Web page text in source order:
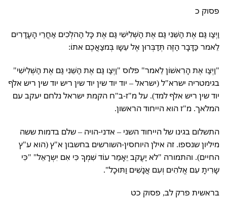
פסוק כ
וַיְצַו גַּם אֶת הַשֵּׁנִי גַּם אֶת הַשְּׁלִישִׁי גַּם אֶת כָּל הַהלְכִים אַחֲרֵי הָעֲדָרִים
לֵאמר כַּדָּבָר הַזֶּה תְּדַבְּרוּן אֶל עֵשָו בְּמצַאֲכֶם אתוֹ:
"וַיְצַו אֶת הָרִאשׁוֹן לֵאמר" פלוס "וַיְצַו גַּם אֶת הַשֵּׁנִי גַּם אֶת הַשְּׁלִישִׁי"
בגימטריה ישרא"ל (ישראל – יוד יוד שין יוד שין ריש יוד שין ריש אלף
יוד שין ריש אלף למד). על מ"ז-ב"ח הקמת ישראל נלחם יעקב עם
המלאך. מ"ז הוא הייחוד הראשון.
התשלום בגינו של הייחוד השני – אדני-הויה – שלם בדמות ששה
מיליון שנספו. זה אילן היוחסין-השורשים בחשבון א"ץ (הוא ע"ץ
החיים). והתמורה "לא יַעֲקב יֵאָמֵר עוֹד שִׁמְךָ כִּי אִם יִשְרָאֵל" "כִּי
שָרִיתָ עִם אֱלהִים וְעִם אֲנָשִׁים וַתּוּכָל".
בראשית פרק לב, פסוק כט